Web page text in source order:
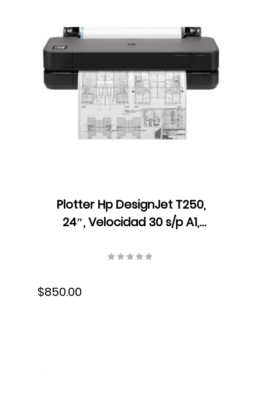
Plotter Hp DesignJet T250,
24″, Velocidad 30 s/p A1,
Ethernet, USB, Wifi, Tinta,
$850.00